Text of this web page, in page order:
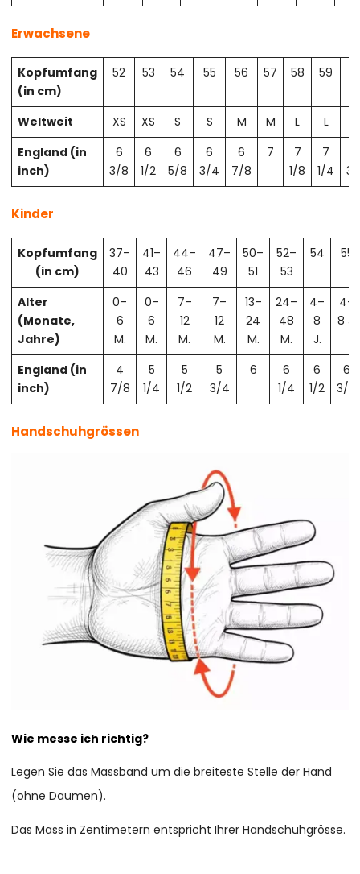
Erwachsene
Kopfumfang
(in cm)
52 53 54 55 56 57 58 59
Weltweit XS XS S S M M L L
England (in
inch)
6
3/8
6
1/2
6
5/8
6
3/4
6
7/8
7
7
1/8
7
1/4
Kinder
Kopfumfang
(in cm)
37–
40
41–
43
44–
46
47–
49
50–
51
52–
53
54 55
Alter
(Monate,
Jahre)
0–
6
M.
0–
6
M.
7–
12
M.
7–
12
M.
13–
24
M.
24–
48
M.
4–
8
J.
4–
8 J.
England (in
inch)
4
7/8
5
1/4
5
1/2
5
3/4
6
6
1/4
6
1/2
6
3/4
Handschuhgrössen
Wie messe ich richtig?
Legen Sie das Massband um die breiteste Stelle der Hand
(ohne Daumen).
Das Mass in Zentimetern entspricht Ihrer Handschuhgrösse.